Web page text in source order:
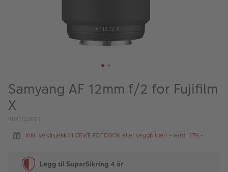
Merker
Bildeprodukter
Samyang AF 12mm f/2 for Fujifilm
X
PIM1153691
Inkl. verdisjekk til CEWE FOTOBOK eller veggbilder! - verdi 379,-
Legg til SuperSikring 4 år